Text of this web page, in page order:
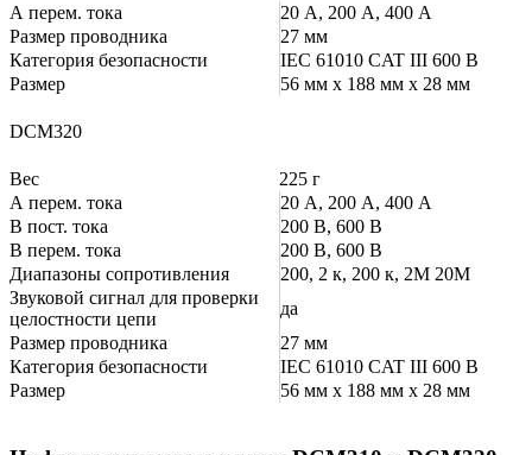
А перем. тока
20 А, 200 А, 400 А
Размер проводника
27 мм
Категория безопасности
IEC 61010 CAT III 600 В
Размер
56 мм x 188 мм x 28 мм
DCM320
Вес
225 г
А перем. тока
20 А, 200 А, 400 А
В пост. тока
200 В, 600 В
В перем. тока
200 В, 600 В
Диапазоны сопротивления
200, 2 к, 200 к, 2М 20М
Звуковой сигнал для проверки
целостности цепи
да
Размер проводника
27 мм
Категория безопасности
IEC 61010 CAT III 600 В
Размер
56 мм x 188 мм x 28 мм